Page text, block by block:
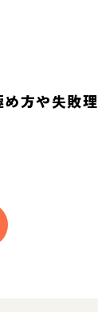
方や失敗理